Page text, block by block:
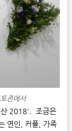
존에서
산 2018'. 조금은
연인, 커플, 가족